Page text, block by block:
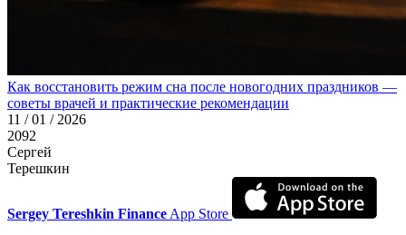
Как восстановить режим сна после новогодних праздников —
советы врачей и практические рекомендации
11 / 01 / 2026
2092
Сергей
Терешкин
Sergey Tereshkin Finance App Store